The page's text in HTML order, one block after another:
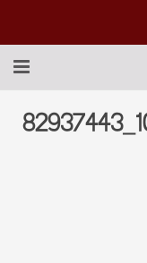
EEU-Ს ᲨᲔᲡᲐᲮᲔᲑ